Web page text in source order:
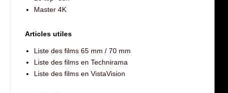
Master 4K
Articles utiles
Liste des films 65 mm / 70 mm
Liste des films en Technirama
Liste des films en VistaVision